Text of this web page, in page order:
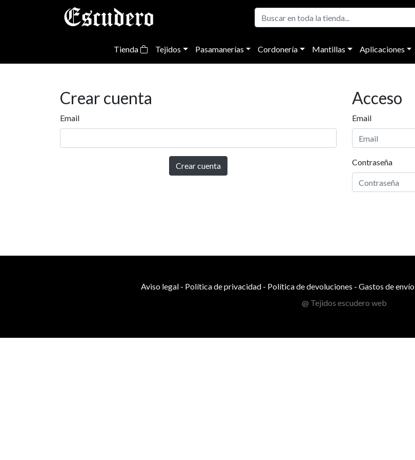
Tienda Tejidos Pasamanerías Cordonería Mantillas Aplicaciones
Crear cuenta
Email
Crear cuenta
Acceso
Email
Contraseña
Aviso legal - Política de privacidad - Política de devoluciones - Gastos de envío
@ Tejidos escudero web